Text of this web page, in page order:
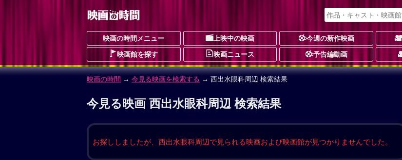
映画の時間メニュー 上映中の映画 今週の新作映画
映画館を探す 映画ニュース 予告編動画
映画の時間 → 今見る映画を検索する → 西出水眼科周辺 検索結果
今見る映画 西出水眼科周辺 検索結果
お探ししましたが、西出水眼科周辺で見られる映画および映画館が見つかりませんでした。